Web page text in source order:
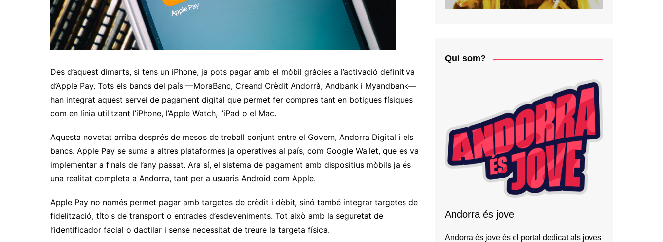
Des d’aquest dimarts, si tens un iPhone, ja pots pagar amb el mòbil gràcies a l’activació definitiva
d’Apple Pay. Tots els bancs del país —MoraBanc, Creand Crèdit Andorrà, Andbank i Myandbank—
han integrat aquest servei de pagament digital que permet fer compres tant en botigues físiques
com en línia utilitzant l’iPhone, l’Apple Watch, l’iPad o el Mac.
Aquesta novetat arriba després de mesos de treball conjunt entre el Govern, Andorra Digital i els
bancs. Apple Pay se suma a altres plataformes ja operatives al país, com Google Wallet, que es va
implementar a finals de l’any passat. Ara sí, el sistema de pagament amb dispositius mòbils ja és
una realitat completa a Andorra, tant per a usuaris Android com Apple.
Apple Pay no només permet pagar amb targetes de crèdit i dèbit, sinó també integrar targetes de
fidelització, títols de transport o entrades d’esdeveniments. Tot això amb la seguretat de
l’identificador facial o dactilar i sense necessitat de treure la targeta física.
Qui som?
Andorra és jove
Andorra és jove és el portal dedicat als joves